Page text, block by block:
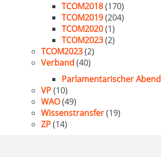
TCOM2018(170)
TCOM2019(204)
TCOM2020(1)
TCOM2023(2)
TCOM2023(2)
Verband (40)
Parlamentarischer Abend
VP(10)
WAO(49)
Wissenstransfer(19)
ZP(14)